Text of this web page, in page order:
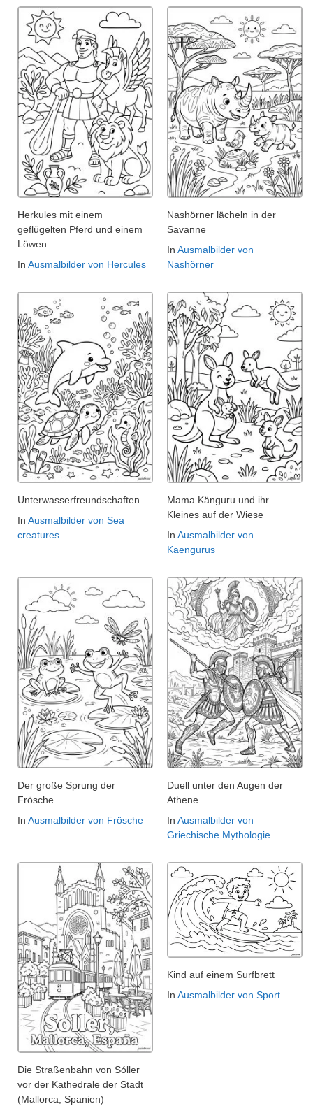
Herkules mit einem
geflügelten Pferd und einem
Löwen
In Ausmalbilder von Hercules
Nashörner lächeln in der
Savanne
In Ausmalbilder von
Nashörner
Unterwasserfreundschaften
In Ausmalbilder von Sea
creatures
Mama Känguru und ihr
Kleines auf der Wiese
In Ausmalbilder von
Kaengurus
Der große Sprung der
Frösche
In Ausmalbilder von Frösche
Duell unter den Augen der
Athene
In Ausmalbilder von
Griechische Mythologie
Die Straßenbahn von Sóller
vor der Kathedrale der Stadt
(Mallorca, Spanien)
Kind auf einem Surfbrett
In Ausmalbilder von Sport